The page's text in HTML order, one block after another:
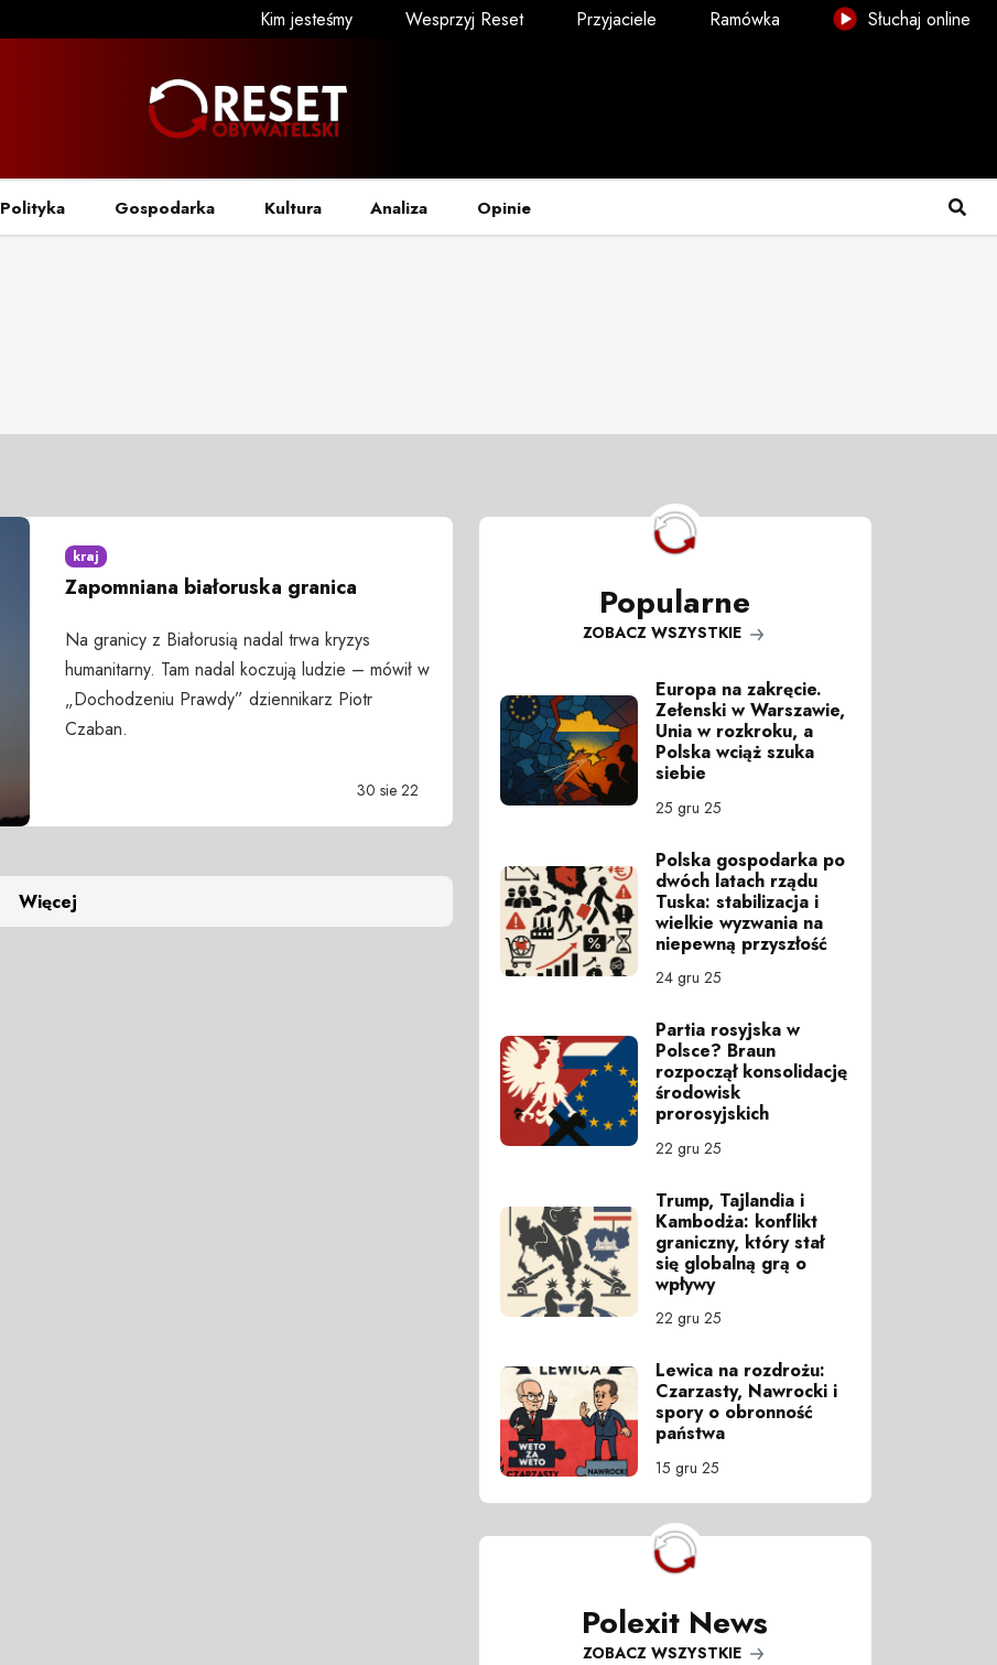
Kim jesteśmy Wesprzyj Reset Przyjaciele Ramówka Słuchaj online
Polityka Gospodarka Kultura Analiza Opinie
kraj
Zapomniana białoruska granica
Na granicy z Białorusią nadal trwa kryzys
humanitarny. Tam nadal koczują ludzie – mówił w
„Dochodzeniu Prawdy” dziennikarz Piotr
Czaban.
30 sie 22
Więcej
Popularne
ZOBACZ WSZYSTKIE
Europa na zakręcie.
Zełenski w Warszawie,
Unia w rozkroku, a
Polska wciąż szuka
siebie
25 gru 25
Polska gospodarka po
dwóch latach rządu
Tuska: stabilizacja i
wielkie wyzwania na
niepewną przyszłość
24 gru 25
Partia rosyjska w
Polsce? Braun
rozpoczął konsolidację
środowisk
prorosyjskich
22 gru 25
Trump, Tajlandia i
Kambodża: konflikt
graniczny, który stał
się globalną grą o
wpływy
22 gru 25
Lewica na rozdrożu:
Czarzasty, Nawrocki i
spory o obronność
państwa
15 gru 25
Polexit News
ZOBACZ WSZYSTKIE